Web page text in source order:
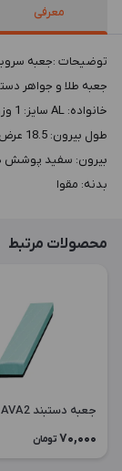
معرفی
جعبه طلا و جواهر
بيرون: سفید پوشش
بدنه: مقوا
محصولات مرتبط
جعبه دستبند DM1 AVA2
70,000 تومان